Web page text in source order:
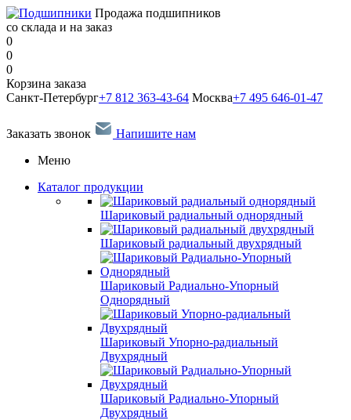
Продажа подшипников
со склада и на заказ
0
0
0
Корзина заказа
Санкт-Петербург+7 812 363-43-64 Москва+7 495 646-01-47
Заказать звонок
Напишите нам
Меню
Каталог продукции
Шариковый радиальный однорядный
Шариковый радиальный двухрядный
Шариковый Радиально-Упорный
Однорядный
Шариковый Упорно-радиальный
Двухрядный
Шариковый Радиально-Упорный
Двухрядный